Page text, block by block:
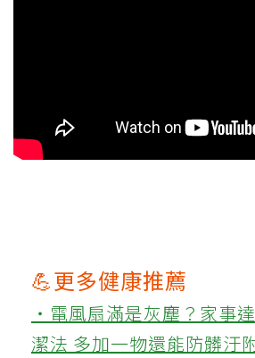
💪更多健康推薦
‧電風扇滿是灰塵？家事
潔法 多加一物還能防髒汙